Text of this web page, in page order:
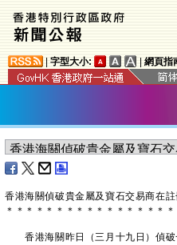
字型大小: 網頁指
香港海關偵破貴金屬及寶石交易商在
＊ ＊ ＊ ＊ ＊ ＊ ＊ ＊ ＊ ＊ ＊ ＊ ＊ ＊ ＊ ＊ ＊
香港海關昨日（三月十九日）偵破